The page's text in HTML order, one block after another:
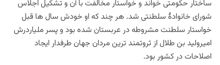
ساختار حکومتی خواند و خواستار مخالفت با آن و تشکیل اجلاس
شورای خانوادۀ سلطنتی شد. هر چند که او خودش سال ها قبل
خواستار سلطنت مشروطه در عربستان شده بود و پسر ملیاردرش
امیرولید بن طلال از ثروتمند ترین مردان جهان طرفدار ایجاد
اصلاحات در کشور بود.